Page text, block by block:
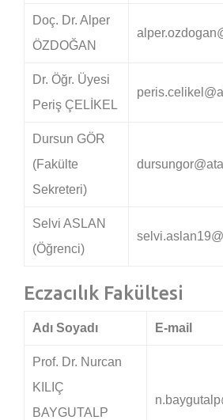
Doç. Dr. Alper
ÖZDOĞAN
Dr. Öğr. Üyesi
Periş ÇELİKEL
Dursun GÖR
(Fakülte
Sekreteri)
Selvi ASLAN
(Öğrenci)
Eczacılık Fakültesi
Adı Soyadı E-mail
Prof. Dr. Nurcan
KILIÇ
BAYGUTALP